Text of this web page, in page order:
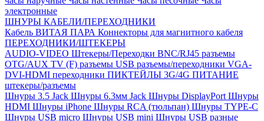
электронные
ШНУРЫ КАБЕЛИ/ПЕРЕХОДНИКИ
Кабель ВИТАЯ ПАРА Коннекторы для магнитного кабеля
ПЕРЕХОДНИКИ/ШТЕКЕРЫ
AUDIO-VIDEO Штекеры/Переходки BNC/RJ45 разъемы
OTG/AUX TV (F) разъемы USB разъемы/переходники VGA-
DVI-HDMI переходники ПИКТЕЙЛЫ 3G/4G ПИТАНИЕ
штекеры/разъемы
Шнуры 3.5 Jack Шнуры 6.3мм Jack Шнуры DisplayPort Шнуры
HDMI Шнуры iPhone Шнуры RCA (тюльпан) Шнуры TYPE-C
Шнуры USB micro Шнуры USB mini Шнуры USB разные